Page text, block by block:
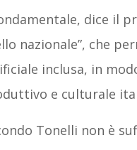
dice il
nazionale”, che
inclusa, in
e culturale
Tonelli non è